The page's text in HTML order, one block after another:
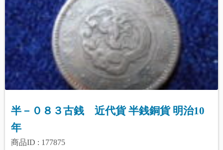
半－０８３古銭 近代貨 半銭銅貨 明治10
年
商品ID : 177875